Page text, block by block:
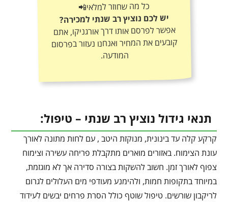
כל מה שחוזר למלאי📲
יש לכם נוציץ רב שנתי למכירה?
אפשר לפרסם אותו דרך אורגניקו, אתם
קובעים את המחיר ואנחנו נעזור בפרסום
המודעה.
תנאי גידול נוציץ רב שנתי – טיפול:
קרקע קלה עד בינונית, מנוקזת היטב , עם לחות מתונה לאורך
עונת הצימוח. באזורים מוארים מתקבלת פריחה עשירה וצימוח
צפוף לאורך זמן. חשוב להשקות בצורה סדירה אך לא מוגזמת,
במיוחד בתקופות חמות, ולהימנע מעודפי מים העלולים לגרום
לריקבון שורשים. טיפול שוטף כולל הסרת פרחים יבשים לעידוד